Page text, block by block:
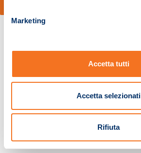
Marketing
Accetta tutti
Accetta selezionati
Rifiuta